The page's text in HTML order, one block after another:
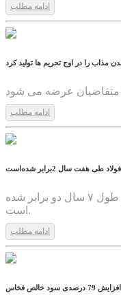
1399/04/21
ادامه مطلب
1399/04/21
ادامه مطلب
رییس جمهوری پس از افتتاح پروژه‌های ملی و صنعتی استان‌های سیستان و بلوچستان، فارس و اصفهان گفت: توان تولید فولاد کشور از آهن اسفنجی تا فولاد، گندله و کنسانتره در طول ۷ سال دو برابر شده
است.
1399/04/19
ادامه مطلب
افزایش 79 درصدی سود خالص فخاس